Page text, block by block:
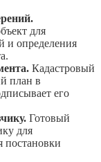
для
и определения
Кадастровый
план в
его
Готовый
для
постановки